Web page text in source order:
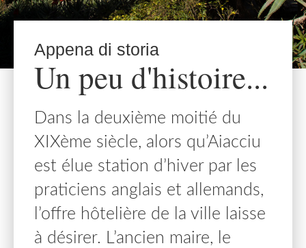
Appena di storia
Un peu d'histoire...
Dans la deuxième moitié du
XIXème siècle, alors qu’Aiacciu
est élue station d’hiver par les
praticiens anglais et allemands,
l’offre hôtelière de la ville laisse
à désirer. L’ancien maire, le